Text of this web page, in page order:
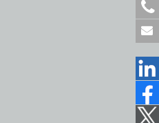
+
4
9
2
2
1
7